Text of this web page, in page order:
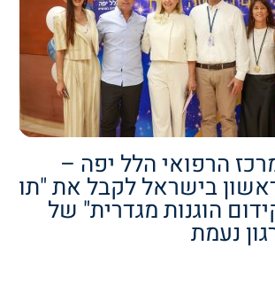
הרפואי הלל יפה –
בישראל לקבל את "תו
הוגנות מגדרית" של
נעמת
ירושלים
תל אביב